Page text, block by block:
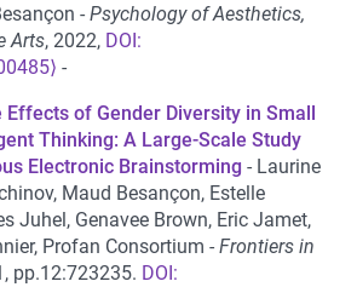
Psychology of Aesthetics,
Arts, 2022,
Effects of Gender Diversity in Small
Thinking: A Large-Scale Study
Electronic Brainstorming
Laurine
Maud Besançon, Estelle
Juhel, Genavee Brown, Eric Jamet,
Profan Consortium
Frontiers in
pp.12:723235.